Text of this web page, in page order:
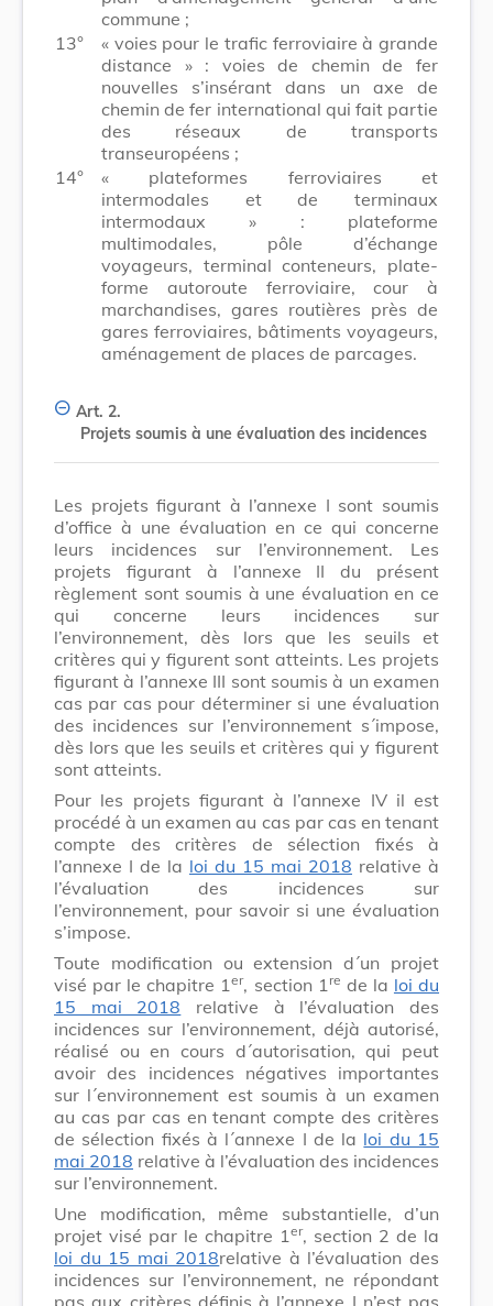
commune ;
13°
« voies pour le trafic ferroviaire à grande
distance » : voies de chemin de fer
nouvelles s’insérant dans un axe de
chemin de fer international qui fait partie
des réseaux de transports
transeuropéens ;
14°
« plateformes ferroviaires et
intermodales et de terminaux
intermodaux » : plateforme
multimodales, pôle d’échange
voyageurs, terminal conteneurs, plate-
forme autoroute ferroviaire, cour à
marchandises, gares routières près de
gares ferroviaires, bâtiments voyageurs,
aménagement de places de parcages.
Art. 2.
Projets soumis à une évaluation des incidences
Les projets figurant à l’annexe I sont soumis
d’office à une évaluation en ce qui concerne
leurs incidences sur l’environnement. Les
projets figurant à l’annexe II du présent
règlement sont soumis à une évaluation en ce
qui concerne leurs incidences sur
l’environnement, dès lors que les seuils et
critères qui y figurent sont atteints. Les projets
figurant à l’annexe III sont soumis à un examen
cas par cas pour déterminer si une évaluation
des incidences sur l’environnement s´impose,
dès lors que les seuils et critères qui y figurent
sont atteints.
Pour les projets figurant à l’annexe IV il est
procédé à un examen au cas par cas en tenant
compte des critères de sélection fixés à
l’annexe I de la loi du 15 mai 2018 relative à
l’évaluation des incidences sur
l’environnement, pour savoir si une évaluation
s’impose.
Toute modification ou extension d´un projet
visé par le chapitre 1er, section 1 re de la loi du
15 mai 2018 relative à l’évaluation des
incidences sur l’environnement, déjà autorisé,
réalisé ou en cours d´autorisation, qui peut
avoir des incidences négatives importantes
sur l´environnement est soumis à un examen
au cas par cas en tenant compte des critères
de sélection fixés à l´annexe I de la loi du 15
mai 2018 relative à l’évaluation des incidences
sur l’environnement.
Une modification, même substantielle, d’un
projet visé par le chapitre 1 er, section 2 de la
loi du 15 mai 2018relative à l’évaluation des
incidences sur l’environnement, ne répondant
pas aux critères définis à l’annexe I n’est pas